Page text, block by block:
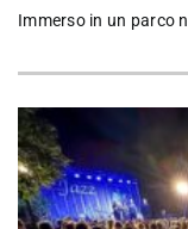
Immerso in un parco